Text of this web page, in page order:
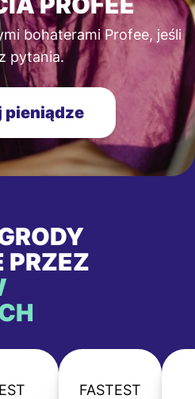
bohaterami Profee, jeśli
pytania.
pieniądze
PRZEZ
FASTEST